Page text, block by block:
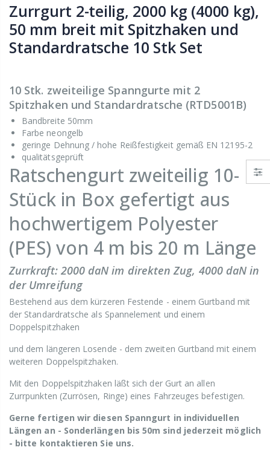
Zurrgurt 2-teilig, 2000 kg (4000 kg),
50 mm breit mit Spitzhaken und
Standardratsche 10 Stk Set
10 Stk. zweiteilige Spanngurte mit 2
Spitzhaken und Standardratsche (RTD5001B)
Bandbreite 50mm
Farbe neongelb
geringe Dehnung / hohe Reißfestigkeit gemäß EN 12195-2
qualitätsgeprüft
Ratschengurt zweiteilig 10-
Stück in Box gefertigt aus
hochwertigem Polyester
(PES) von 4 m bis 20 m Länge
Zurrkraft: 2000 daN im direkten Zug, 4000 daN in
der Umreifung
Bestehend aus dem kürzeren Festende - einem Gurtband mit
der Standardratsche als Spannelement und einem
Doppelspitzhaken
und dem längeren Losende - dem zweiten Gurtband mit einem
weiteren Doppelspitzhaken.
Mit den Doppelspitzhaken läßt sich der Gurt an allen
Zurrpunkten (Zurrösen, Ringe) eines Fahrzeuges befestigen.
Gerne fertigen wir diesen Spanngurt in individuellen
Längen an - Sonderlängen bis 50m sind jederzeit möglich
- bitte kontaktieren Sie uns.